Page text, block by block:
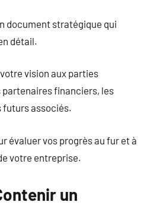
document stratégique qui
détail.
vision aux parties
financiers, les
futurs associés.
évaluer vos progrès au fur et à
votre entreprise.
un